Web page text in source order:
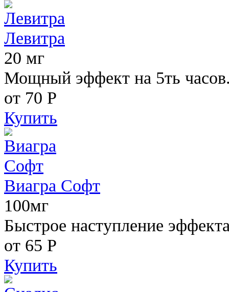
Левитра
20 мг
Мощный эффект на 5ть
от 70 Р
Купить
Виагра Софт
100мг
Быстрое наступление
от 65 Р
Купить